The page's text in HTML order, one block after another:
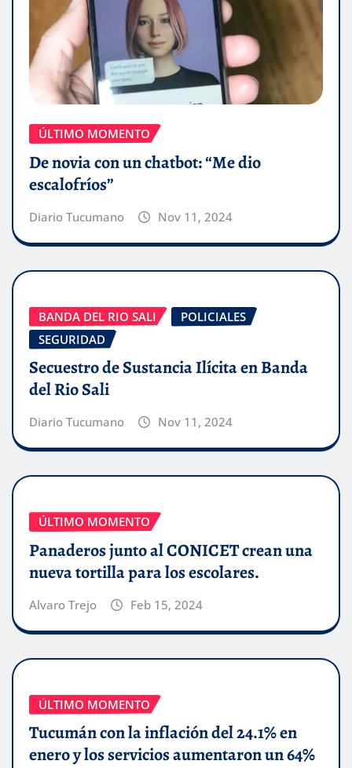
ÚLTIMO MOMENTO
De novia con un chatbot: “Me dio
escalofríos”
Diario Tucumano Nov 11, 2024
BANDA DEL RIO SALI
POLICIALES
SEGURIDAD
Secuestro de Sustancia Ilícita en Banda
del Rio Sali
Diario Tucumano Nov 11, 2024
ÚLTIMO MOMENTO
Panaderos junto al CONICET crean una
nueva tortilla para los escolares.
Alvaro Trejo Feb 15, 2024
ÚLTIMO MOMENTO
Tucumán con la inflación del 24.1% en
enero y los servicios aumentaron un 64%